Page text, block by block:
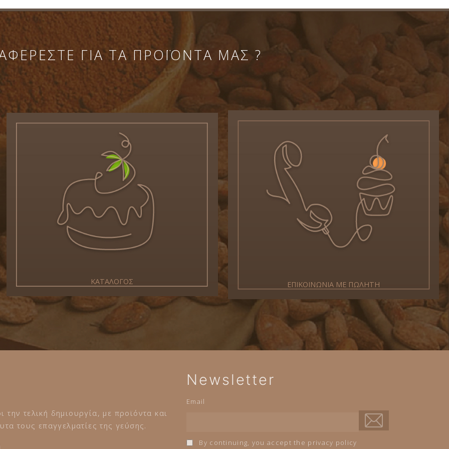
ΓΙΑ ΤΑ ΠΡΟΪΟΝΤΑ ΜΑΣ ?
ΚΑΤΑΛΟΓΟΣ ΕΠΙΚΟΙΝΩΝΙΑ ΜΕ ΠΩΛΗΤΗ
τελική δημιουργία, με προϊόντα και
τους επαγγελματίες της γεύσης.
Newsletter
Email
By continuing, you accept the privacy policy